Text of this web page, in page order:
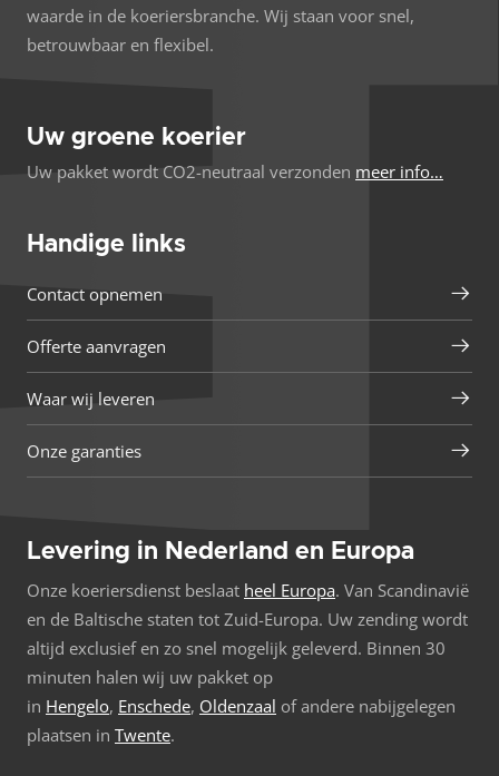
waarde in de koeriersbranche. Wij staan voor snel,
betrouwbaar en flexibel.
Uw groene koerier
Uw pakket wordt CO2-neutraal verzonden meer info…
Handige links
Contact opnemen
Offerte aanvragen
Waar wij leveren
Onze garanties
Levering in Nederland en Europa
Onze koeriersdienst beslaat heel Europa. Van Scandinavië
en de Baltische staten tot Zuid-Europa. Uw zending wordt
altijd exclusief en zo snel mogelijk geleverd. Binnen 30
minuten halen wij uw pakket op
in Hengelo, Enschede, Oldenzaal of andere nabijgelegen
plaatsen in Twente.